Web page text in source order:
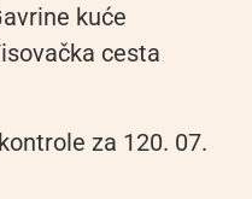
kuće
cesta
za 120. 07.